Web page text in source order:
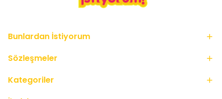
Bunlardan İstiyorum
Sözleşmeler
Kategoriler